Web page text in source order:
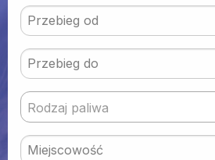
Rodzaj paliwa